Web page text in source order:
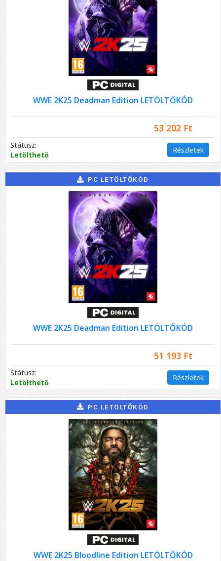
WWE 2K25 Deadman Edition LETÖLTŐKÓD
53 202 Ft
Státusz:
Letölthető
Részletek
PC LETÖLTŐKÓD
WWE 2K25 Deadman Edition LETÖLTŐKÓD
51 193 Ft
Státusz:
Letölthető
Részletek
PC LETÖLTŐKÓD
WWE 2K25 Bloodline Edition LETÖLTŐKÓD